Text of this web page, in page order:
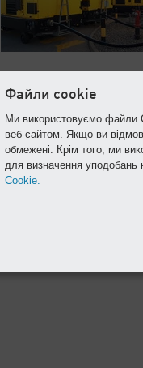
Пересувний
Файли cookie
Ми використовуємо файли
веб-сайтом. Якщо ви
обмежені. Крім того, ми
для визначення уподобань
Cookie.